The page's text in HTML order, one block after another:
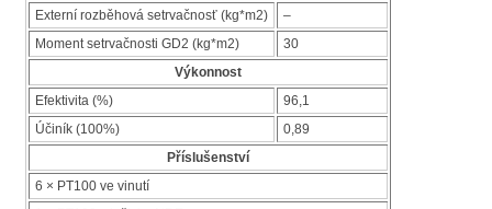
Externí rozběhová setrvačnosť (kg*m2)
–
Moment setrvačnosti GD2 (kg*m2)
30
Výkonnost
Efektivita (%)
96,1
Účiník (100%)
0,89
Příslušenství
6 × PT100 ve vinutí